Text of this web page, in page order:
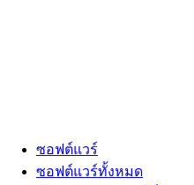
ซอฟต์แวร์
ซอฟต์แวร์ทั้งหมด